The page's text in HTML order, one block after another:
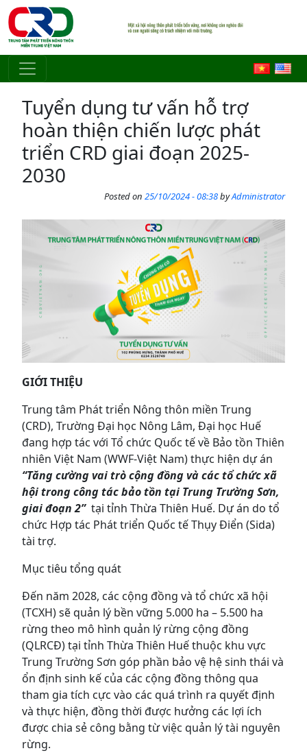
Skip to main content
Tuyển dụng tư vấn hỗ trợ
hoàn thiện chiến lược phát
triển CRD giai đoạn 2025-
2030
Posted on 25/10/2024 - 08:38byAdministrator
GIỚI THIỆU
Trung tâm Phát triển Nông thôn miền Trung
(CRD), Trường Đại học Nông Lâm, Đại học Huế
đang hợp tác với Tổ chức Quốc tế về Bảo tồn Thiên
nhiên Việt Nam (WWF-Việt Nam) thực hiện dự án
“Tăng cường vai trò cộng đồng và các tổ chức xã
hội trong công tác bảo tồn tại Trung Trường Sơn,
giai đoạn 2” tại tỉnh Thừa Thiên Huế. Dự án do tổ
chức Hợp tác Phát triển Quốc tế Thụy Điển (Sida)
tài trợ.
Mục tiêu tổng quát
Đến năm 2028, các cộng đồng và tổ chức xã hội
(TCXH) sẽ quản lý bền vững 5.000 ha – 5.500 ha
rừng theo mô hình quản lý rừng cộng đồng
(QLRCĐ) tại tỉnh Thừa Thiên Huế thuộc khu vực
Trung Trường Sơn góp phần bảo vệ hệ sinh thái và
ổn định sinh kế của các cộng đồng thông qua
tham gia tích cực vào các quá trình ra quyết định
và thực hiện, đồng thời được hưởng các lợi ích
được chia sẻ công bằng từ việc quản lý tài nguyên
rừng.